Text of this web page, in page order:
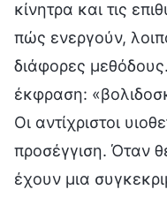
κίνητρα και τις
πώς ενεργούν,
διάφορες
έκφραση:
Οι αντίχριστοι
προσέγγιση. Όταν
έχουν μια